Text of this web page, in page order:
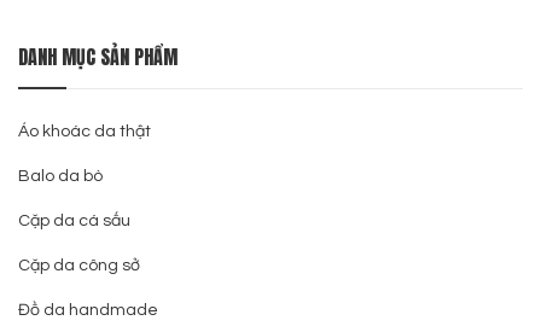
DANH MỤC SẢN PHẨM
Áo khoác da thật
Balo da bò
Cặp da cá sấu
Cặp da công sở
Đồ da handmade